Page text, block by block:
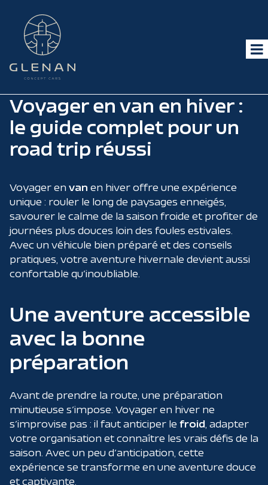
Voyager en van en hiver :
le guide complet pour un
road trip réussi
Voyager en van en hiver offre une expérience
unique : rouler le long de paysages enneigés,
savourer le calme de la saison froide et profiter de
journées plus douces loin des foules estivales.
Avec un véhicule bien préparé et des conseils
pratiques, votre aventure hivernale devient aussi
confortable qu’inoubliable.
Une aventure accessible
avec la bonne
préparation
Avant de prendre la route, une préparation
minutieuse s’impose. Voyager en hiver ne
s’improvise pas : il faut anticiper le froid , adapter
votre organisation et connaître les vrais défis de la
saison. Avec un peu d’anticipation, cette
expérience se transforme en une aventure douce
et captivante.